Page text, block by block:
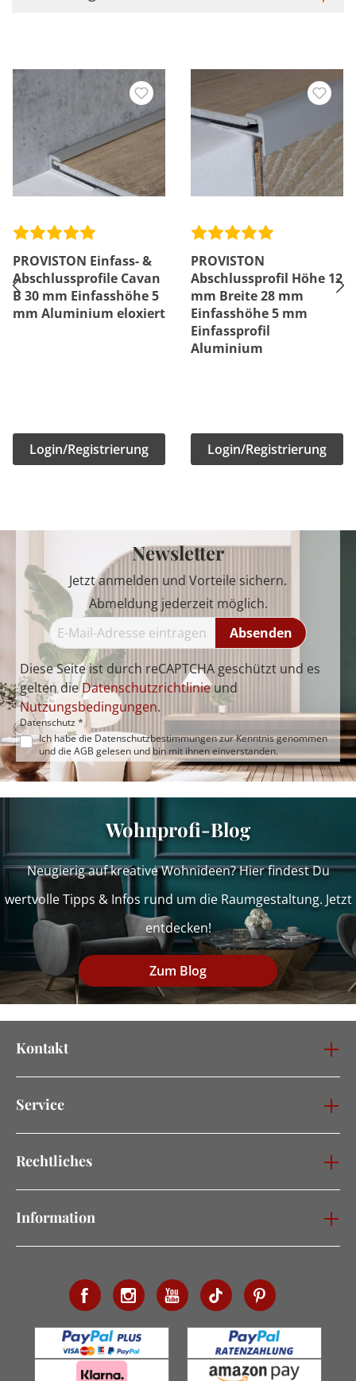
PROVISTON Einfass- &
Abschlussprofile Cavan
B 30 mm Einfasshöhe 5
mm Aluminium eloxiert
Login/Registrierung
PROVISTON
Abschlussprofil Höhe 12
mm Breite 28 mm
Einfasshöhe 5 mm
Einfassprofil
Aluminium
Login/Registrierung
Newsletter
Jetzt anmelden und Vorteile sichern.
Abmeldung jederzeit möglich.
Absenden
Diese Seite ist durch reCAPTCHA geschützt und es
gelten dieDatenschutzrichtlinieund
Nutzungsbedingungen.
Datenschutz *
Ich habe die Datenschutzbestimmungenzur Kenntnis genommen
und die AGB gelesen und bin mit ihnen einverstanden.
Wohnprofi-Blog
Neugierig auf kreative Wohnideen? Hier findest Du
wertvolle Tipps & Infos rund um die Raumgestaltung. Jetzt
entdecken!
Zum Blog
Kontakt
Service
Rechtliches
Information